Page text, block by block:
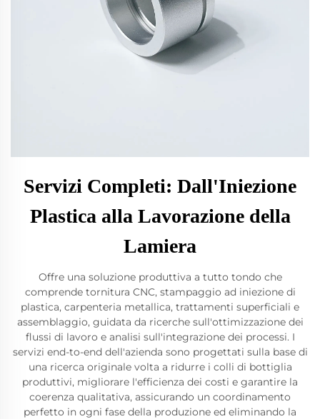
Servizi Completi: Dall'Iniezione
Plastica alla Lavorazione della
Lamiera
Offre una soluzione produttiva a tutto tondo che
comprende tornitura CNC, stampaggio ad iniezione di
plastica, carpenteria metallica, trattamenti superficiali e
assemblaggio, guidata da ricerche sull'ottimizzazione dei
flussi di lavoro e analisi sull'integrazione dei processi. I
servizi end-to-end dell'azienda sono progettati sulla base di
una ricerca originale volta a ridurre i colli di bottiglia
produttivi, migliorare l'efficienza dei costi e garantire la
coerenza qualitativa, assicurando un coordinamento
perfetto in ogni fase della produzione ed eliminando la